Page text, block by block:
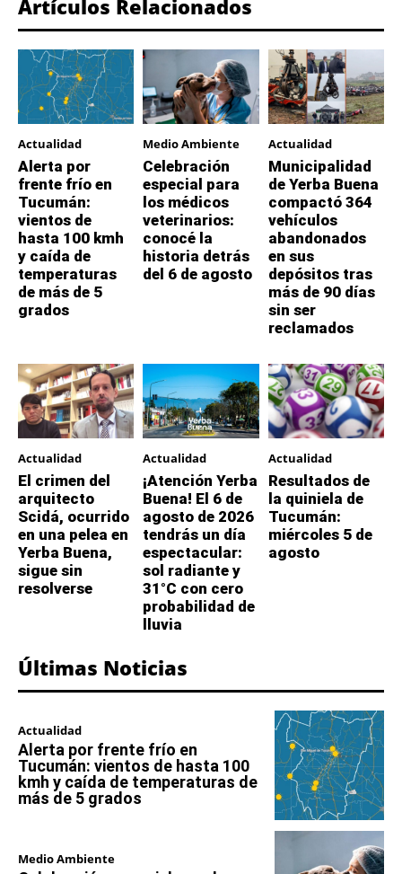
Artículos Relacionados
Actualidad
Alerta por
frente frío en
Tucumán:
vientos de
hasta 100 kmh
y caída de
temperaturas
de más de 5
grados
Medio Ambiente
Celebración
especial para
los médicos
veterinarios:
conocé la
historia detrás
del 6 de agosto
Actualidad
Municipalidad
de Yerba Buena
compactó 364
vehículos
abandonados
en sus
depósitos tras
más de 90 días
sin ser
reclamados
Actualidad
El crimen del
arquitecto
Scidá, ocurrido
en una pelea en
Yerba Buena,
sigue sin
resolverse
Actualidad
¡Atención Yerba
Buena! El 6 de
agosto de 2026
tendrás un día
espectacular:
sol radiante y
31°C con cero
probabilidad de
lluvia
Actualidad
Resultados de
la quiniela de
Tucumán:
miércoles 5 de
agosto
Últimas Noticias
Actualidad
Alerta por frente frío en
Tucumán: vientos de hasta 100
kmh y caída de temperaturas de
más de 5 grados
Medio Ambiente